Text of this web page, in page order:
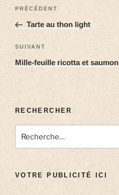
PRÉCÉDENT
Tarte au thon light
SUIVANT
Mille-feuille ricotta et saumon
RECHERCHER
VOTRE PUBLICITÉ ICI